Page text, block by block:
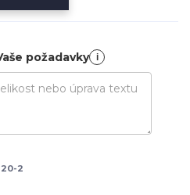
požadavky i
2